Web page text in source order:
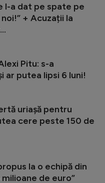
l-a dat pe spate pe
+ Acuzații la
Pitu: s-a
ar putea lipsi 6 luni!
uriașă pentru
cere peste 150 de
la o echipă din
de euro”